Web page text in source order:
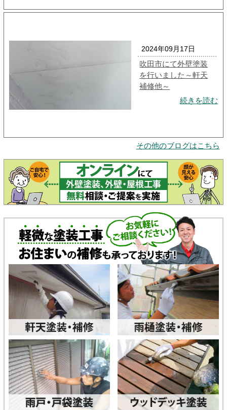
2024年09月17日
吹田市にて外壁塗装
を行いました～軒天
補修他～
続きを読む
その他のブログはこちら